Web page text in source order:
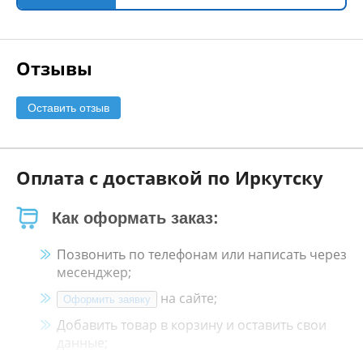
Отзывы
Оставить отзыв
Оплата с доставкой по Иркутску
Как оформать заказ:
Позвонить по телефонам или написать через
месенджер;
Оформить заявку
на сайте;
Добавить товар в корзину и оставить свои
данные;